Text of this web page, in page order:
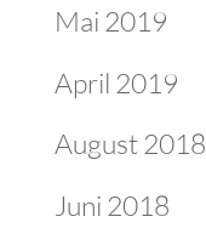
Mai 2019
April 2019
August 2018
Juni 2018